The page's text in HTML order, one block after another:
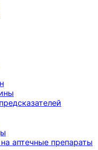
аптечные препараты